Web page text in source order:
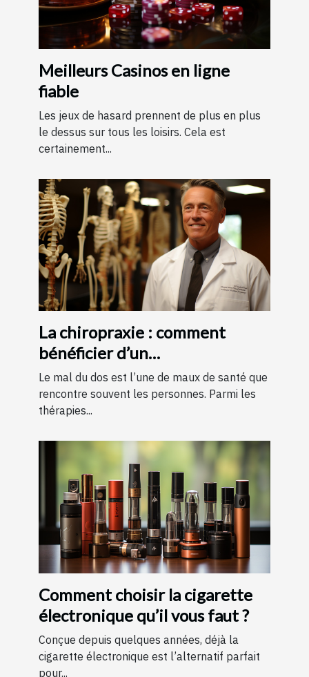
Meilleurs Casinos en ligne
fiable
Les jeux de hasard prennent de plus en plus
le dessus sur tous les loisirs. Cela est
certainement...
La chiropraxie : comment
bénéficier d’un
remboursement ?
Le mal du dos est l’une de maux de santé que
rencontre souvent les personnes. Parmi les
thérapies...
Comment choisir la cigarette
électronique qu’il vous faut ?
Conçue depuis quelques années, déjà la
cigarette électronique est l’alternatif parfait
pour...